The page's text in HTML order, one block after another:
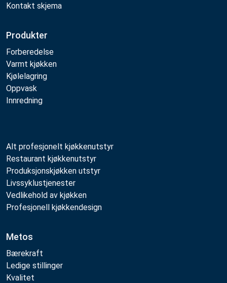
Kontakt skjema
Produkter
Forberedelse
Varmt kjøkken
Kjølelagring
Oppvask
Innredning
Alt profesjonelt kjøkkenutstyr
Restaurant kjøkkenutstyr
Produksjonskjøkken utstyr
Livssyklustjenester
Vedlikehold av kjøkken
Profesjonell kjøkkendesign
Metos
Bærekraft
Ledige stillinger
Kvalitet